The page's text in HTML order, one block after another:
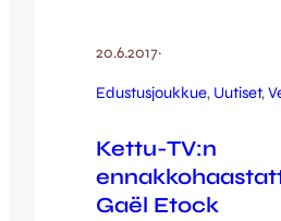
20.6.2017·
Edustusjoukkue, Uutiset,
Kettu-TV:n
Gaël Etock